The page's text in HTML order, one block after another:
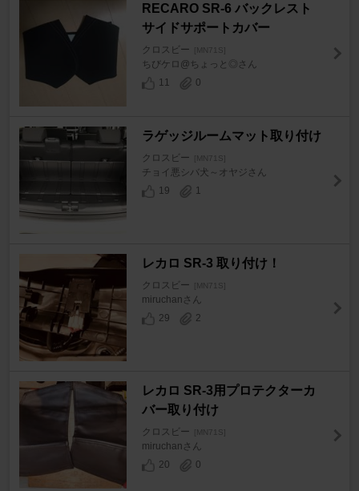
RECARO SR-6 バックレスト
サイドサポートカバー
クロスビー [MN71S]
ちびケロ@ちょっと◎さん
11
0
ラゲッジルームマット取り付け
クロスビー [MN71S]
チョイ悪シバ犬～オヤジさん
19
1
レカロ SR-3 取り付け！
クロスビー [MN71S]
miruchanさん
29
2
レカロ SR-3用プロテクターカ
バー取り付け
クロスビー [MN71S]
miruchanさん
20
0